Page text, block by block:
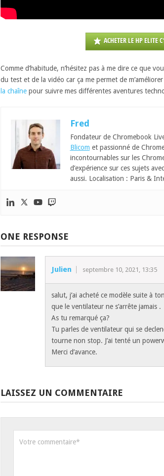
ACHETER LE HP ELITE
Comme d’habitude, n’hésitez pas à me dire ce que
du test et de la vidéo car ça me permet de
la chaînepour suivre mes différentes aventures
Fred
Fondateur de Chromebook
Blicom et passionné de
incontournables sur les
d’expérience sur ces sujets
aussi. Localisation : Paris &
ONE RESPONSE
Julien septembre 10, 2021, 13:35
salut, j’ai acheté ce modèle suite à
que le ventilateur ne s’arrête jamais .
As tu remarqué ça?
Tu parles de ventilateur qui se
tourne non stop. J’ai tenté un
Merci d’avance.
LAISSEZ UN COMMENTAIRE